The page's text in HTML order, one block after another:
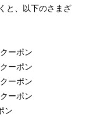
と、以下のさまざ
ーポン
ーポン
ーポン
ーポン
ン